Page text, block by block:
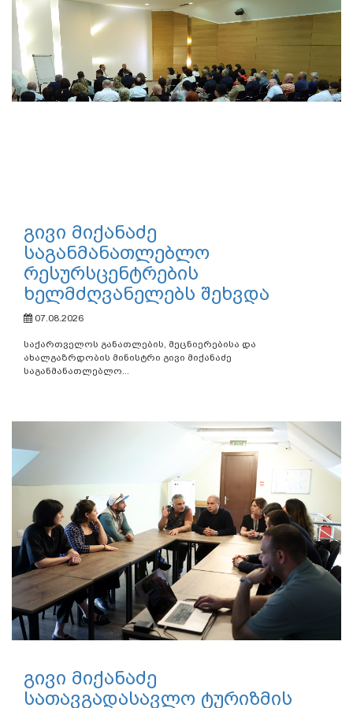
გივი მიქანაძე
საგანმანათლებლო
რესურსცენტრების
ხელმძღვანელებს შეხვდა
07.08.2026
საქართველოს განათლების, მეცნიერებისა და
ახალგაზრდობის მინისტრი გივი მიქანაძე
საგანმანათლებლო...
გივი მიქანაძე
სათავგადასავლო ტურიზმის